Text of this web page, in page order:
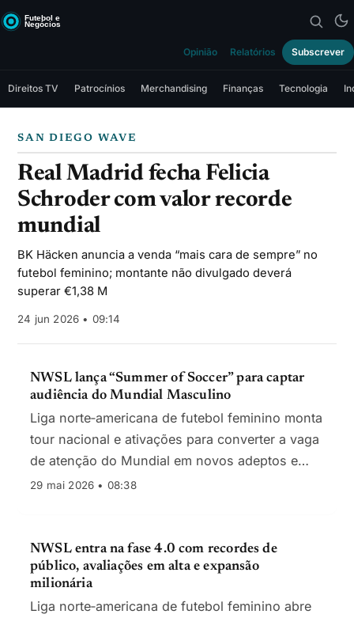
Opinião Relatórios Subscrever
Direitos TV Patrocínios Merchandising Finanças Tecnologia
SAN DIEGO WAVE
Real Madrid fecha Felicia
Schroder com valor recorde
mundial
BK Häcken anuncia a venda “mais cara de sempre” no
futebol feminino; montante não divulgado deverá
superar €1,38 M
24 jun 2026 • 09:14
NWSL lança “Summer of Soccer” para captar
audiência do Mundial Masculino
Liga norte‑americana de futebol feminino monta
tour nacional e ativações para converter a vaga
de atenção do Mundial em novos adeptos e
receitas
29 mai 2026 • 08:38
NWSL entra na fase 4.0 com recordes de
público, avaliações em alta e expansão
milionária
Liga norte‑americana de futebol feminino abre